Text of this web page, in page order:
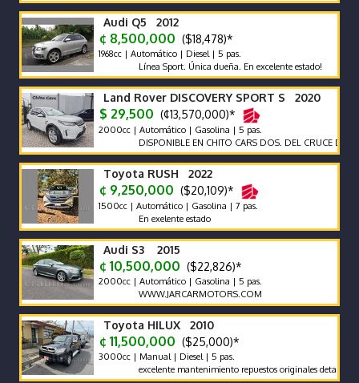
Audi Q5 2012
¢ 8,500,000 ($18,478)*
1968cc | Automático | Diesel | 5 pas.
Línea Sport. Única dueña. En excelente estado!
Land Rover DISCOVERY SPORT S 2020
$ 29,500 (¢13,570,000)*
2000cc | Automático | Gasolina | 5 pas.
DISPONIBLE EN CHITO CARS DOS. DEL CRUCE DE LA
Toyota RUSH 2022
¢ 9,250,000 ($20,109)*
1500cc | Automático | Gasolina | 7 pas.
En exelente estado
Audi S3 2015
¢ 10,500,000 ($22,826)*
2000cc | Automático | Gasolina | 5 pas.
WWW.JARCARMOTORS.COM
Toyota HILUX 2010
¢ 11,500,000 ($25,000)*
3000cc | Manual | Diesel | 5 pas.
excelente mantenimiento repuestos originales detalles de